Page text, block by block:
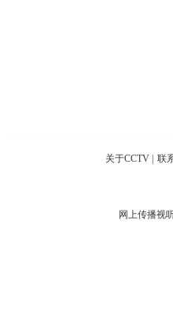
关于CCTV 联
网上传播视